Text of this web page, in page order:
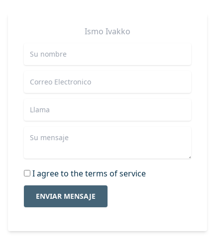
Ismo Ivakko
I agree to the terms of service
ENVIAR MENSAJE